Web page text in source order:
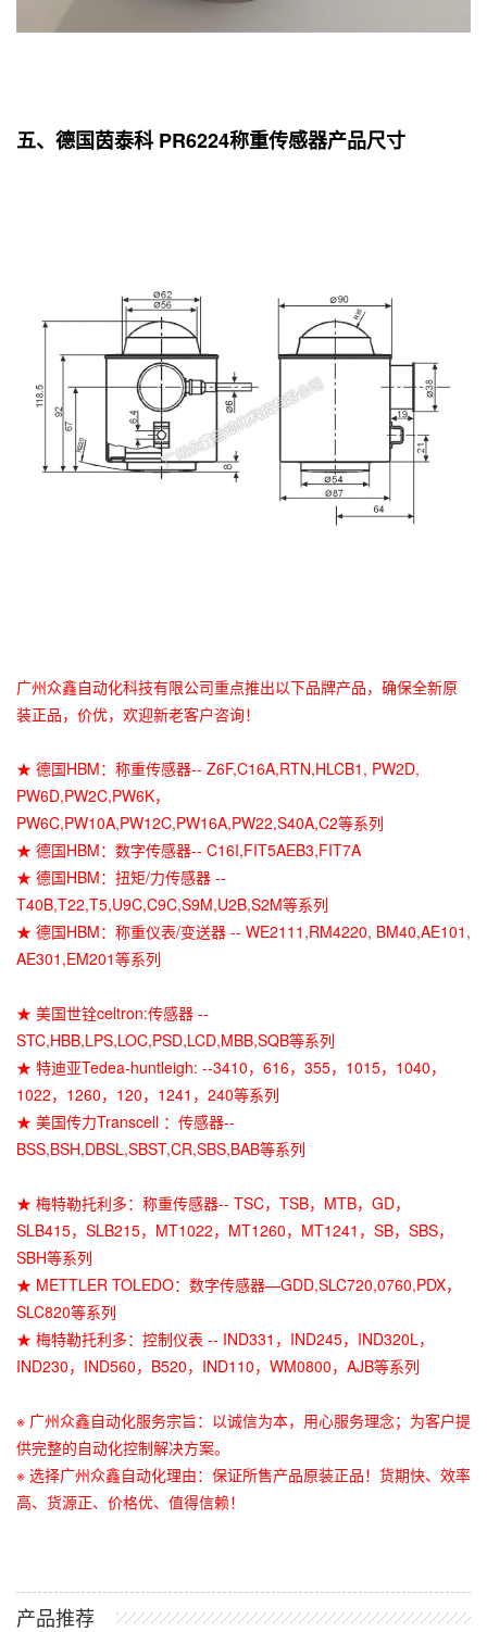
五、德国茵泰科 PR6224称重传感器产品尺寸
广州众鑫自动化科技有限公司重点推出以下品牌产品，确保全新原
装正品，价优，欢迎新老客户咨询！
★ 德国HBM：称重传感器-- Z6F,C16A,RTN,HLCB1, PW2D,
PW6D,PW2C,PW6K，
PW6C,PW10A,PW12C,PW16A,PW22,S40A,C2等系列
★ 德国HBM：数字传感器-- C16I,FIT5AEB3,FIT7A
★ 德国HBM：扭矩/力传感器 --
T40B,T22,T5,U9C,C9C,S9M,U2B,S2M等系列
★ 德国HBM：称重仪表/变送器 -- WE2111,RM4220, BM40,AE101,
AE301,EM201等系列
★ 美国世铨celtron:传感器 --
STC,HBB,LPS,LOC,PSD,LCD,MBB,SQB等系列
★ 特迪亚Tedea-huntleigh: --3410，616，355，1015，1040，
1022，1260，120，1241，240等系列
★ 美国传力Transcell ：传感器--
BSS,BSH,DBSL,SBST,CR,SBS,BAB等系列
★ 梅特勒托利多：称重传感器-- TSC，TSB，MTB，GD，
SLB415，SLB215，MT1022，MT1260，MT1241，SB，SBS，
SBH等系列
★ METTLER TOLEDO：数字传感器—GDD,SLC720,0760,PDX，
SLC820等系列
★ 梅特勒托利多：控制仪表 -- IND331，IND245，IND320L，
IND230，IND560，B520，IND110，WM0800，AJB等系列
※ 广州众鑫自动化服务宗旨：以诚信为本，用心服务理念；为客户提
供完整的自动化控制解决方案。
※ 选择广州众鑫自动化理由：保证所售产品原装正品！货期快、效率
高、货源正、价格优、值得信赖！
产品推荐